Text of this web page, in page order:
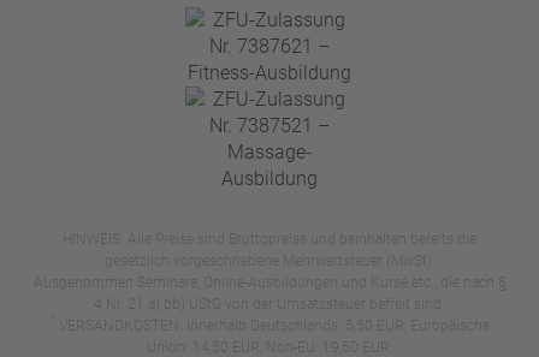
HINWEIS: Alle Preise sind Bruttopreise und beinhalten bereits die
gesetzlich vorgeschriebene Mehrwertsteuer (MwSt).
Ausgenommen Seminare, Online-Ausbildungen und Kurse etc., die nach §
4 Nr. 21 a) bb) UStG von der Umsatzsteuer befreit sind.
VERSANDKOSTEN: Innerhalb Deutschlands: 5,50 EUR, Europäische
Union: 14,50 EUR, Non-EU: 19,50 EUR.